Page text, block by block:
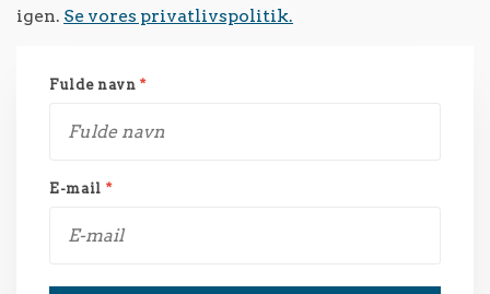
igen. Se vores privatlivspolitik.
Fulde navn*
E-mail *